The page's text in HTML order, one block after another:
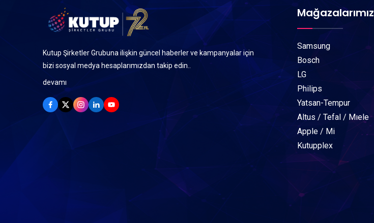
Kutup Şirketler Grubuna ilişkin güncel haberler ve kampanyalar için
bizi sosyal medya hesaplarımızdan takip edin..
devamı
Mağazalarımız
Samsung
Bosch
LG
Philips
Yatsan-Tempur
Altus / Tefal / Mıele
Apple / Mi
Kutupplex